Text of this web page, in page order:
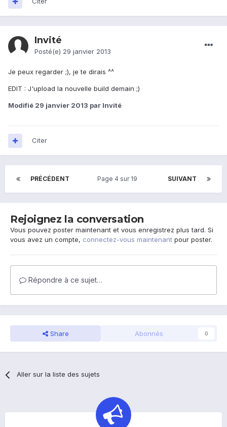
Invité
Posté(e) 29 janvier 2013
Je peux regarder ;), je te dirais ^^
EDIT : J'upload la nouvelle build demain ;)
Modifié 29 janvier 2013 par Invité
Citer
PRÉCÉDENT SUIVANT
Page 4 sur 19
Rejoignez la conversation
Vous pouvez poster maintenant et vous enregistrez plus tard. Si
vous avez un compte, connectez-vous maintenant pour poster.
Répondre à ce sujet…
Share Abonnés 0
Aller sur la liste des sujets